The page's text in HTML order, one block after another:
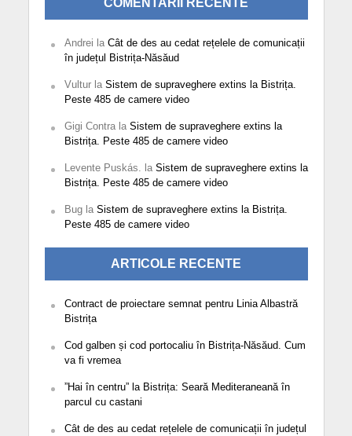
COMENTARII RECENTE
Andrei la Cât de des au cedat rețelele de comunicații
în județul Bistrița-Năsăud
Vulturla Sistem de supraveghere extins la Bistrița.
Peste 485 de camere video
Gigi Contrala Sistem de supraveghere extins la
Bistrița. Peste 485 de camere video
Levente Puskás. la Sistem de supraveghere extins la
Bistrița. Peste 485 de camere video
Bugla Sistem de supraveghere extins la Bistrița.
Peste 485 de camere video
ARTICOLE RECENTE
Contract de proiectare semnat pentru Linia Albastră
Bistrița
Cod galben și cod portocaliu în Bistrița-Năsăud. Cum
va fi vremea
”Hai în centru” la Bistrița: Seară Mediteraneană în
parcul cu castani
Cât de des au cedat rețelele de comunicații în județul